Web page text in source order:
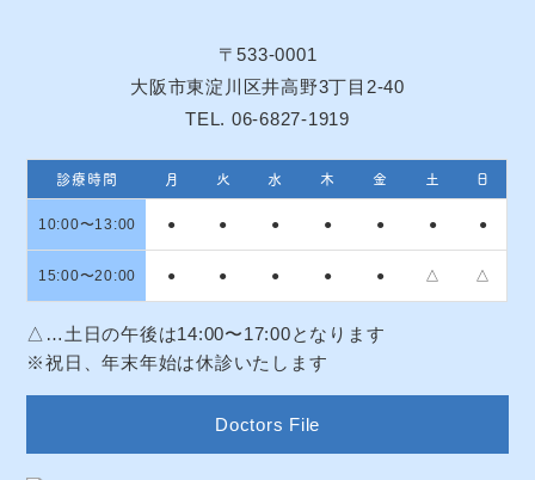
〒533-0001
大阪市東淀川区井高野3丁目2-40
TEL. 06-6827-1919
診療時間 月 火 水 木 金 土 日
10:00〜13:00 ● ● ● ● ● ● ●
15:00〜20:00 ● ● ● ● ● △ △
△…土日の午後は14:00〜17:00となります
※祝日、年末年始は休診いたします
Doctors File